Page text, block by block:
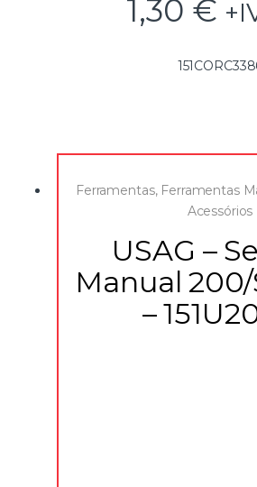
1,30 €
Ferramentas, Ferramentas
Acessórios
USAG –
Manual 200/
–